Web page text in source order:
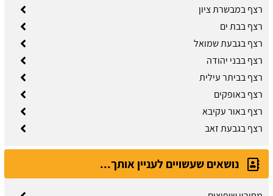
רצף במבשרת ציון
רצף בבת ים
רצף בגבעת שמואל
רצף בבני יהודה
רצף בביתר עילית
רצף באופקים
רצף באור עקיבא
רצף בגבעת זאב
נושאים שעשויים לעניין אותך...